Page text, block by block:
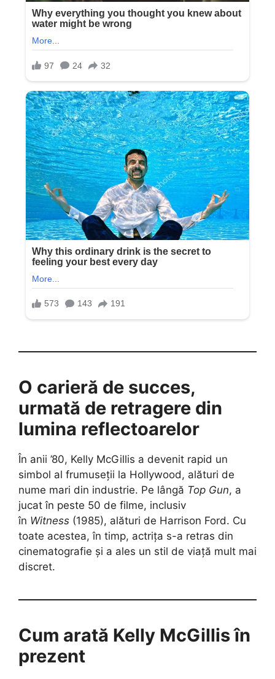
O carieră de succes,
urmată de retragere din
lumina reflectoarelor
În anii ’80, Kelly McGillis a devenit rapid un
simbol al frumuseții la Hollywood, alături de
nume mari din industrie. Pe lângă Top Gun, a
jucat în peste 50 de filme, inclusiv
în Witness (1985), alături de Harrison Ford. Cu
toate acestea, în timp, actrița s-a retras din
cinematografie și a ales un stil de viață mult mai
discret.
Cum arată Kelly McGillis în
prezent